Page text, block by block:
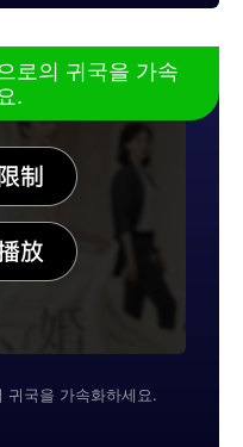
로의 귀국을 가속
.
귀국을 가속화하세요.